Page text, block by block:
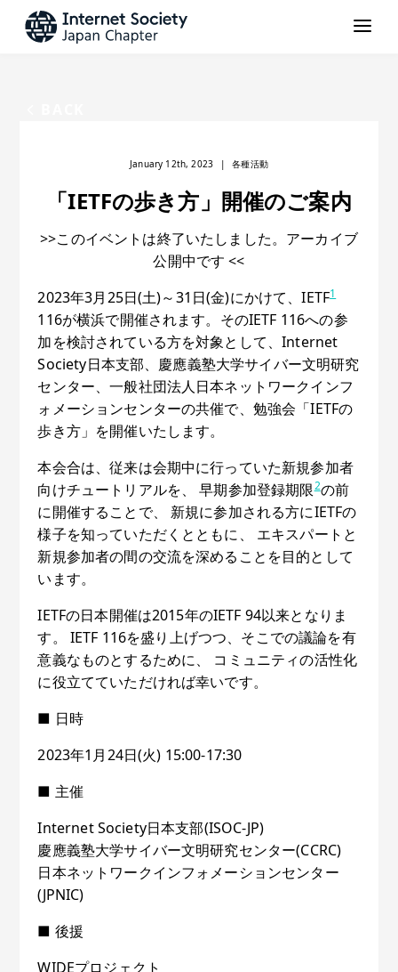
January 12th, 2023 | 各種活動
「IETFの歩き方」開催のご案内
>>このイベントは終了いたしました。アーカイブ
公開中です <<
2023年3月25日(土)～31日(金)にかけて、IETF1
116が横浜で開催されます。そのIETF 116への参
加を検討されている方を対象として、Internet
Society日本支部、慶應義塾大学サイバー文明研究
センター、一般社団法人日本ネットワークインフ
ォメーションセンターの共催で、勉強会「IETFの
歩き方」を開催いたします。
本会合は、従来は会期中に行っていた新規参加者
向けチュートリアルを、 早期参加登録期限2の前
に開催することで、 新規に参加される方にIETFの
様子を知っていただくとともに、 エキスパートと
新規参加者の間の交流を深めることを目的として
います。
IETFの日本開催は2015年のIETF 94以来となりま
す。 IETF 116を盛り上げつつ、そこでの議論を有
意義なものとするために、 コミュニティの活性化
に役立てていただければ幸いです。
■ 日時
2023年1月24日(火) 15:00-17:30
■ 主催
Internet Society日本支部(ISOC-JP)
慶應義塾大学サイバー文明研究センター(CCRC)
日本ネットワークインフォメーションセンター
(JPNIC)
■ 後援
WIDEプロジェクト